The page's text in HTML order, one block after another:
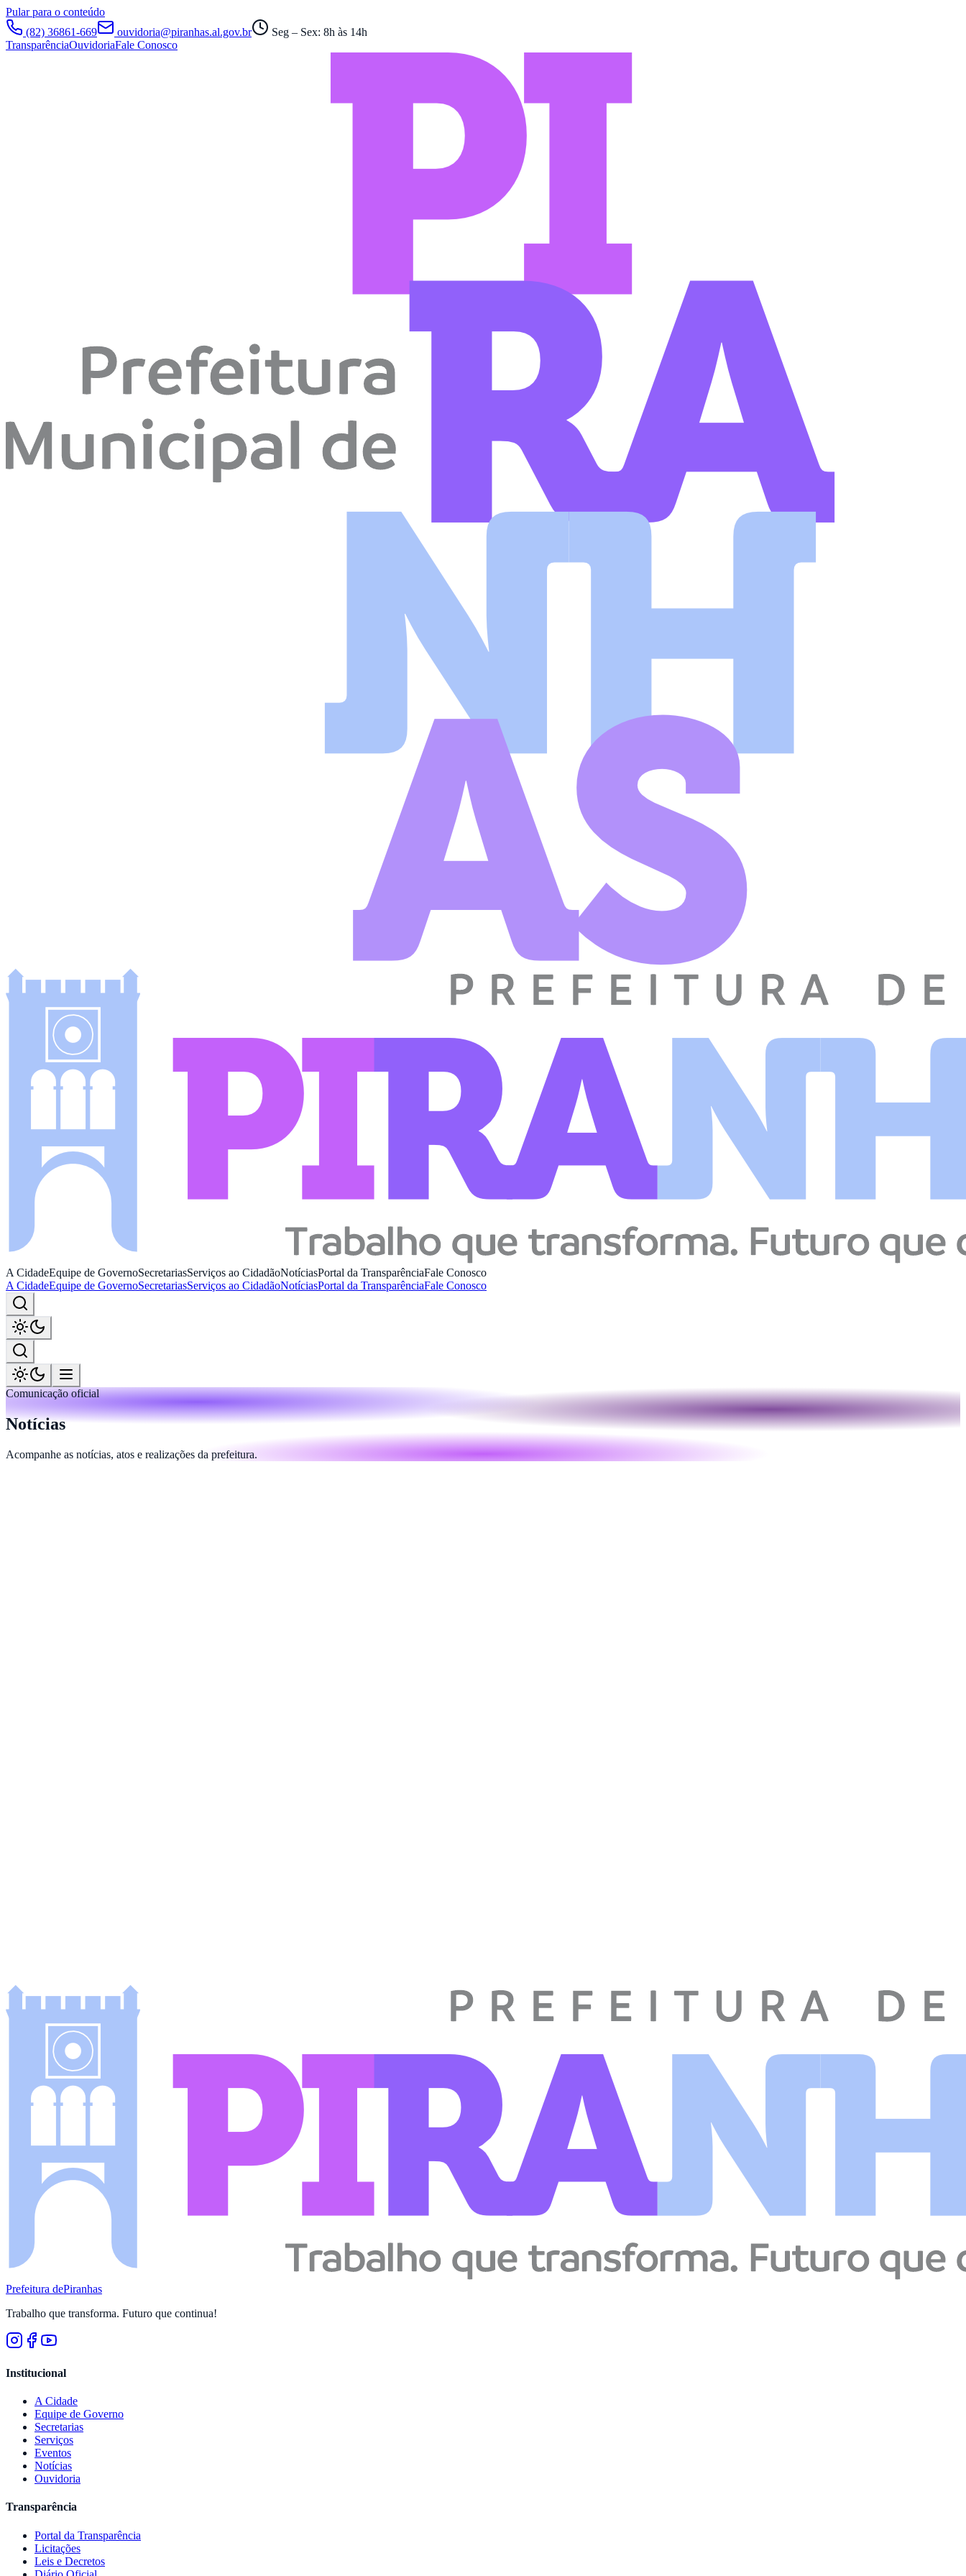
Pular para o conteúdo
(82) 36861-669
ouvidoria@piranhas.al.gov.br
Seg – Sex: 8h às 14h
TransparênciaOuvidoriaFale Conosco
A CidadeEquipe de GovernoSecretariasServiços ao CidadãoNotíciasPortal da TransparênciaFale Conosco
A CidadeEquipe de GovernoSecretariasServiços ao CidadãoNotíciasPortal da TransparênciaFale Conosco
Comunicação oficial
Notícias
Acompanhe as notícias, atos e realizações da prefeitura.
Prefeitura dePiranhas
Trabalho que transforma. Futuro que continua!
Institucional
A Cidade
Equipe de Governo
Secretarias
Serviços
Eventos
Notícias
Ouvidoria
Transparência
Portal da Transparência
Licitações
Leis e Decretos